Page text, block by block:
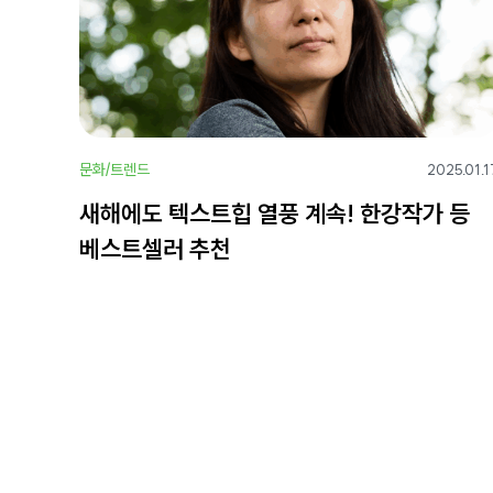
문화/트렌드
새해에도 텍스트힙 열풍 계속! 한강작가 등
베스트셀러 추천